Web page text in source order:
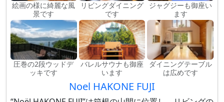
絵画の様に綺麗な風
景です
リビングダイニング
です
ジャグジーも御座い
ます
圧巻の2段ウッドデ
ッキです
バレルサウナも御座
います
ダイニングテーブル
は広めです
Noel HAKONE FUJI